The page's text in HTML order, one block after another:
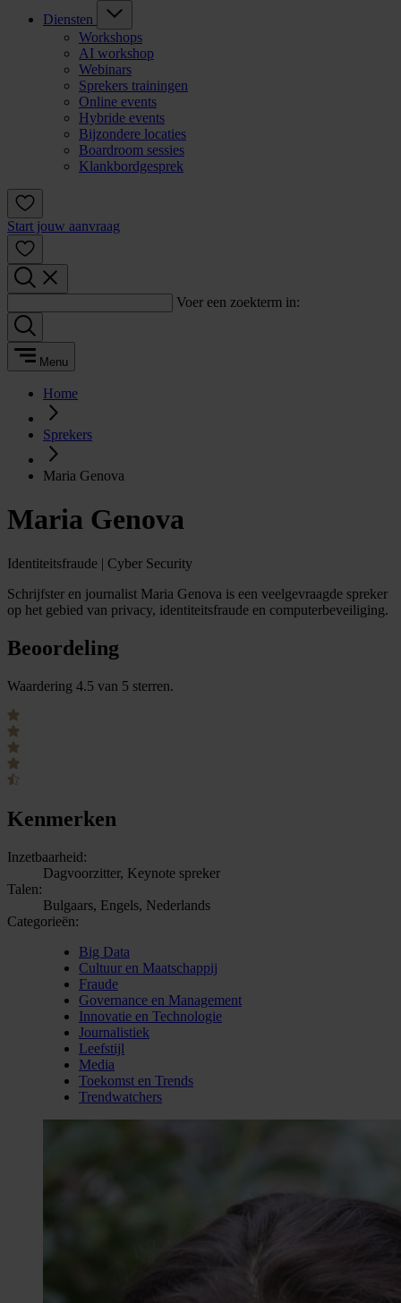
Diensten
Workshops
AI workshop
Webinars
Sprekers trainingen
Online events
Hybride events
Bijzondere locaties
Boardroom sessies
Klankbordgesprek
Start jouw aanvraag
Voer een zoekterm in:
Menu
Home
Sprekers
Maria Genova
Maria Genova
Identiteitsfraude | Cyber Security
Schrijfster en journalist Maria Genova is een veelgevraagde spreker
op het gebied van privacy, identiteitsfraude en computerbeveiliging.
Beoordeling
Waardering 4.5 van 5 sterren.
Kenmerken
Inzetbaarheid:
Dagvoorzitter, Keynote spreker
Talen:
Bulgaars, Engels, Nederlands
Categorieën:
Big Data
Cultuur en Maatschappij
Fraude
Governance en Management
Innovatie en Technologie
Journalistiek
Leefstijl
Media
Toekomst en Trends
Trendwatchers